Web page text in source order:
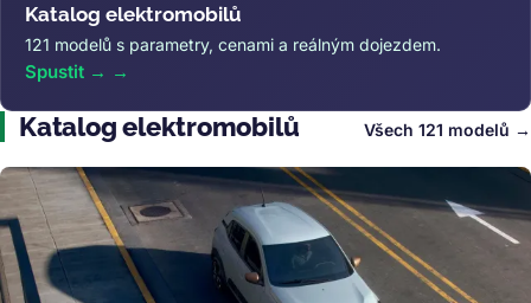
Katalog elektromobilů
121 modelů s parametry, cenami a reálným dojezdem.
Spustit →
Katalog elektromobilů Všech 121 modelů